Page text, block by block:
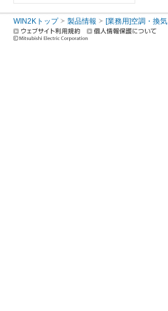
WIN2Kトップ 製品情報 [業務用]空調・換気